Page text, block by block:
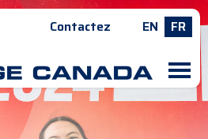
Contactez EN FR
M